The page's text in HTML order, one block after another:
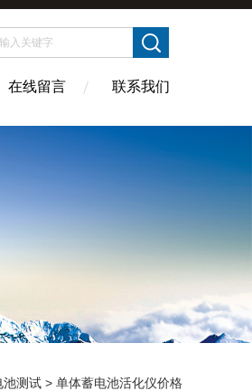
在线留言 联系我们
池测试 > 单体蓄电池活化仪价格